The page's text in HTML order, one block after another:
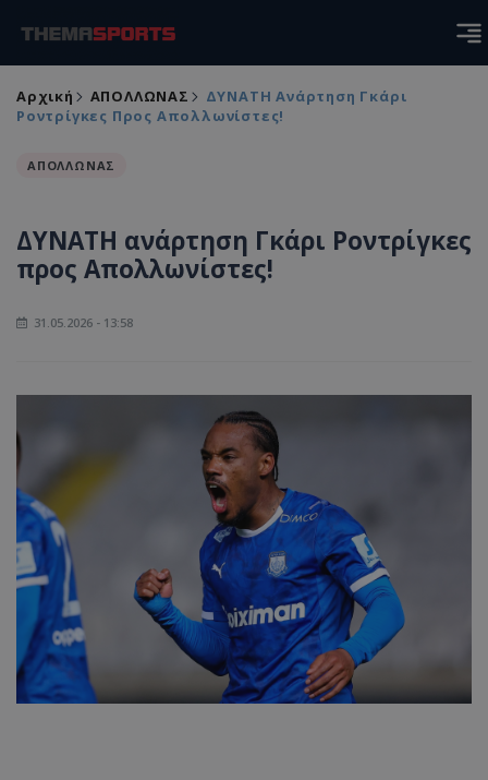
Αρχική ΑΠΟΛΛΩΝΑΣ
ΔΥΝΑΤΗ Ανάρτηση Γκάρι
Ροντρίγκες Προς Απολλωνίστες!
ΑΠΟΛΛΩΝΑΣ
ΔΥΝΑΤΗ ανάρτηση Γκάρι Ροντρίγκες
προς Απολλωνίστες!
31.05.2026 - 13:58